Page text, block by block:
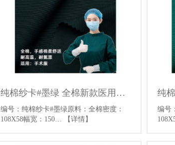
纯棉纱卡#墨绿 全棉新款医用面料平纹医用手术服面料
编号：纯棉纱卡#墨绿原料：全棉密度：
108X58幅宽：150…
【详情】
编号